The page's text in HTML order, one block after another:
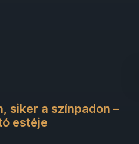
siker a színpadon –
estéje